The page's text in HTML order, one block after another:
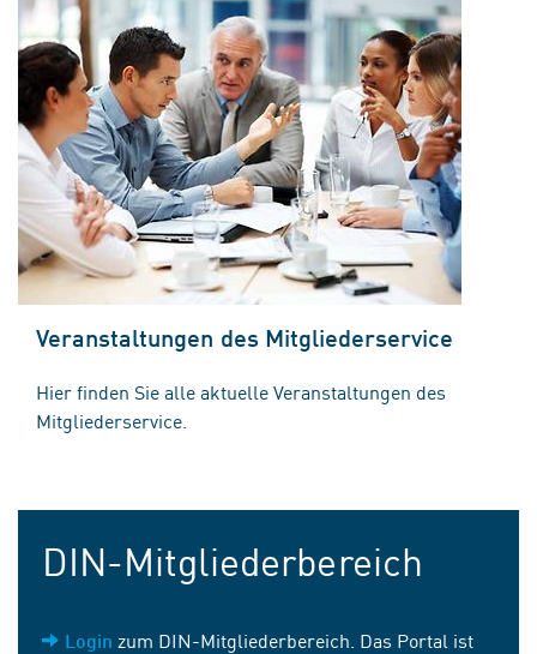
Veranstaltungen des Mitgliederservice
Hier finden Sie alle aktuelle Veranstaltungen des
Mitgliederservice.
DIN-Mitgliederbereich
Login zum DIN-Mitgliederbereich. Das Portal ist